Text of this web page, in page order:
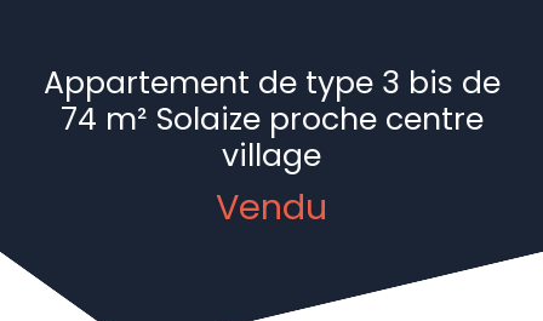
Appartement de type 3 bis de
74 m² Solaize proche centre
village
Vendu